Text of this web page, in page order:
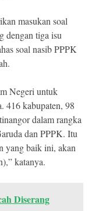
masukan soal
dengan tiga isu
soal nasib PPPK
Negeri untuk
416 kabupaten, 98
dalam rangka
dan PPPK. Itu
yang baik ini, akan
katanya.
Diserang